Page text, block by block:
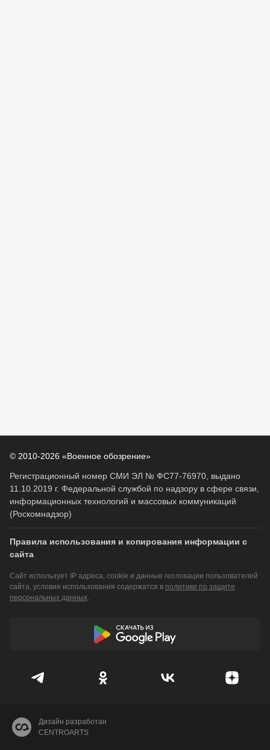
© 2010-2026 «Военное обозрение»
Регистрационный номер СМИ ЭЛ № ФС77-76970, выдано
11.10.2019 г. Федеральной службой по надзору в сфере связи,
информационных технологий и массовых коммуникаций
(Роскомнадзор)
Правила использования и копирования информации с
сайта
Сайт использует IP адреса, cookie и данные геолокации пользователей
сайта, условия использования содержатся в политике по защите
персональных данных.
Дизайн разработан
CENTROARTS